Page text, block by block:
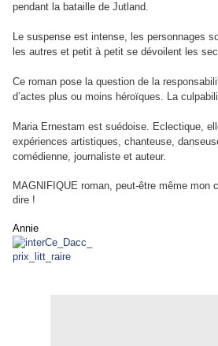
pendant la bataille de Jutland.
Le suspense est intense, les personnages
les autres et petit à petit se dévoilent les
Ce roman pose la question de la
d’actes plus ou moins héroïques. La
Maria Ernestam est suédoise. Eclectique,
expériences artistiques, chanteuse,
comédienne, journaliste et auteur.
MAGNIFIQUE roman, peut-être même mon
dire !
Annie